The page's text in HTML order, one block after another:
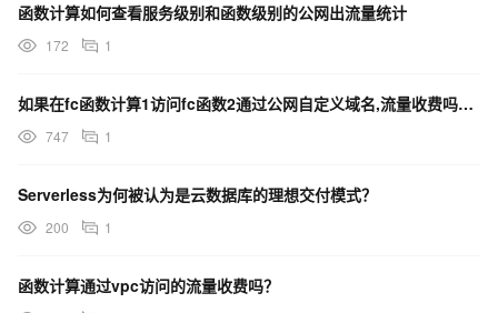
函数计算如何查看服务级别和函数级别的公网出流量统计
172 1
如果在fc函数计算1访问fc函数2通过公网自定义域名,流量收费吗?通过VPC收费吗?
747 1
Serverless为何被认为是云数据库的理想交付模式？
200 1
函数计算通过vpc访问的流量收费吗？